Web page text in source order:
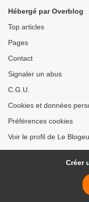
Hébergé par Overblog
Top articles
Pages
Contact
Signaler un abus
C.G.U.
Cookies et données
Préférences cookies
Voir le profil de Le
Créer